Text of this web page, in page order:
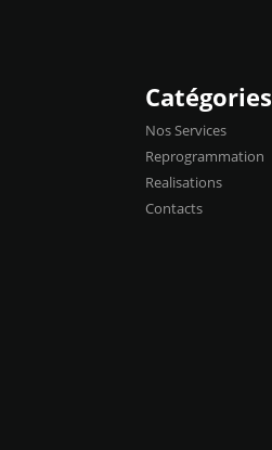
Catégories
Nos Services
Reprogrammation
Realisations
Contacts